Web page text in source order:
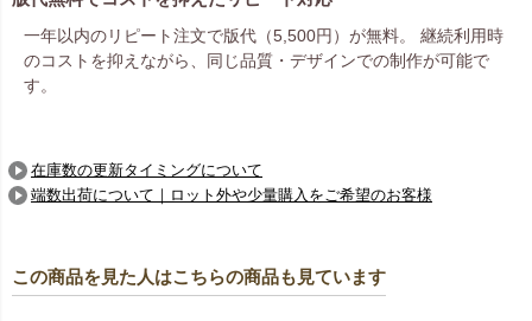
一年以内のリピート注文で版代（5,500円）が無料。 継続利用時
のコストを抑えながら、同じ品質・デザインでの制作が可能で
す。
在庫数の更新タイミングについて
端数出荷について｜ロット外や少量購入をご希望のお客様
この商品を見た人はこちらの商品も見ています